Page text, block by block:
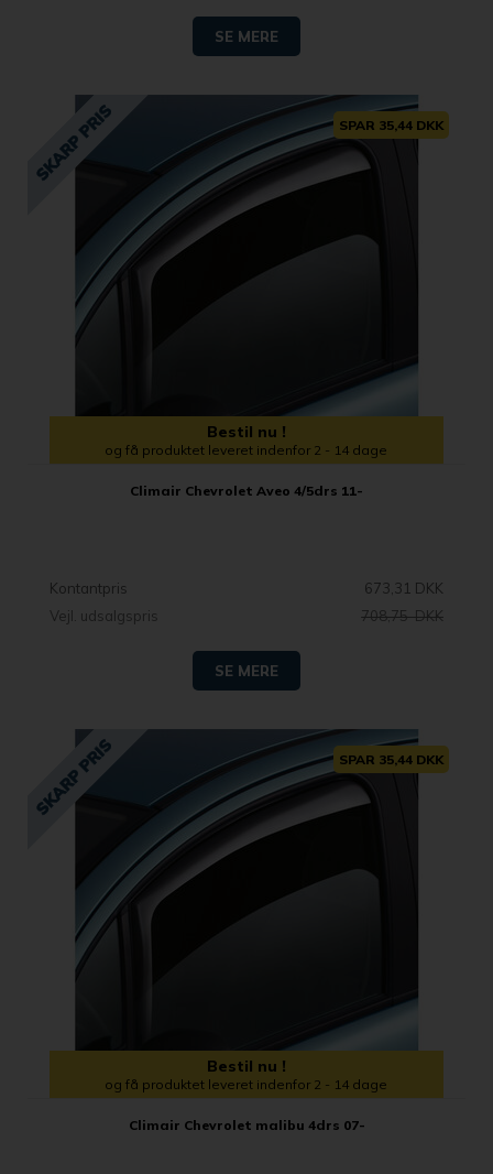
SE MERE
SPAR 35,44 DKK
Bestil nu !
og få produktet leveret indenfor 2 - 14 dage
Climair Chevrolet Aveo 4/5drs 11-
Kontantpris
673,31 DKK
Vejl. udsalgspris
708,75 DKK
SE MERE
SPAR 35,44 DKK
Bestil nu !
og få produktet leveret indenfor 2 - 14 dage
Climair Chevrolet malibu 4drs 07-